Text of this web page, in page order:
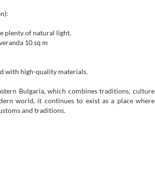
plenty of natural light.
10 sq m
with high-quality materials.
Bulgaria, which combines traditions, culture
world, it continues to exist as a place where
and traditions.